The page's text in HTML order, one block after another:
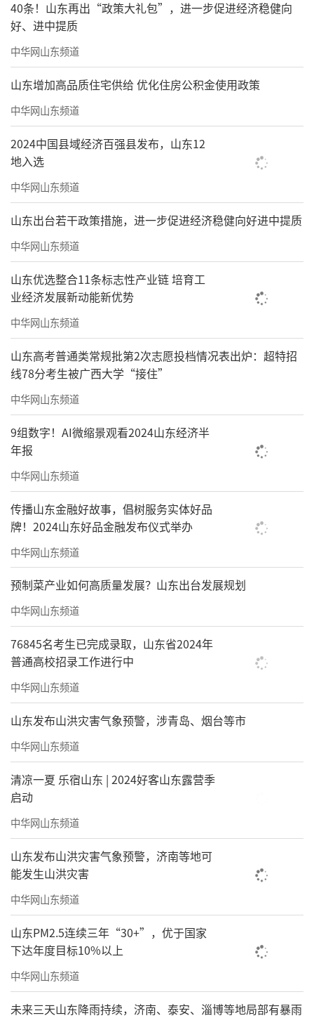
40条！山东再出“政策大礼包”，进一步促进经济稳健向
好、进中提质
中华网山东频道
山东增加高品质住宅供给 优化住房公积金使用政策
中华网山东频道
2024中国县域经济百强县发布，山东12
地入选
中华网山东频道
山东出台若干政策措施，进一步促进经济稳健向好进中提质
中华网山东频道
山东优选整合11条标志性产业链 培育工
业经济发展新动能新优势
中华网山东频道
山东高考普通类常规批第2次志愿投档情况表出炉：超特招
线78分考生被广西大学“接住”
中华网山东频道
9组数字！AI微缩景观看2024山东经济半
年报
中华网山东频道
传播山东金融好故事，倡树服务实体好品
牌！2024山东好品金融发布仪式举办
中华网山东频道
预制菜产业如何高质量发展？山东出台发展规划
中华网山东频道
76845名考生已完成录取，山东省2024年
普通高校招录工作进行中
中华网山东频道
山东发布山洪灾害气象预警，涉青岛、烟台等市
中华网山东频道
清凉一夏 乐宿山东 | 2024好客山东露营季
启动
中华网山东频道
山东发布山洪灾害气象预警，济南等地可
能发生山洪灾害
中华网山东频道
山东PM2.5连续三年“30+”，优于国家
下达年度目标10%以上
中华网山东频道
未来三天山东降雨持续，济南、泰安、淄博等地局部有暴雨